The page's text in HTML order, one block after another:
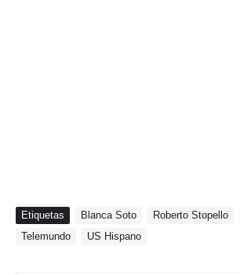
Etiquetas Blanca Soto Roberto Stopello
Telemundo
US Hispano